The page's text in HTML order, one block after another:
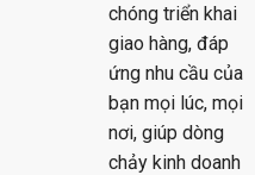
chóng triển khai
giao hàng, đáp
ứng nhu cầu của
bạn mọi lúc, mọi
nơi, giúp dòng
chảy kinh doanh